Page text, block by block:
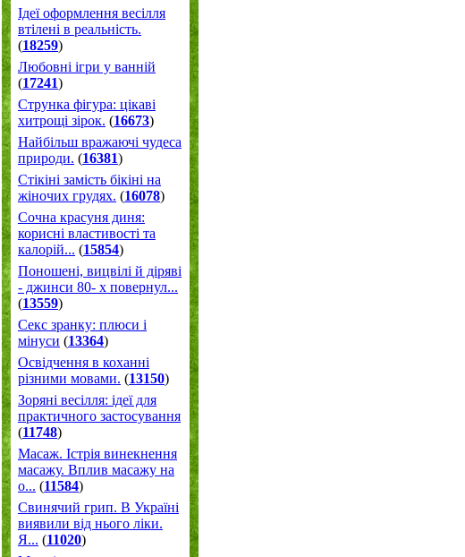
Ідеї оформлення весілля
втілені в реальність.
(18259)
Любовні ігри у ванній
(17241)
Струнка фігура: цікаві
хитрощі зірок. (16673)
Найбільш вражаючі чудеса
природи. (16381)
Стікіні замість бікіні на
жіночих грудях. (16078)
Сочна красуня диня:
корисні властивості та
калорій... (15854)
Поношені, вицвілі й діряві
- джинси 80- х повернул...
(13559)
Секс зранку: плюси і
мінуси (13364)
Освідчення в коханні
різними мовами. (13150)
Зоряні весілля: ідеї для
практичного застосування
(11748)
Масаж. Істрія винекнення
масажу. Вплив масажу на
о... (11584)
Свинячий грип. В Україні
виявили від нього ліки.
Я... (11020)